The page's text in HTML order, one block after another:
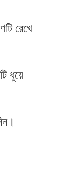
রেখে
ধুয়ে